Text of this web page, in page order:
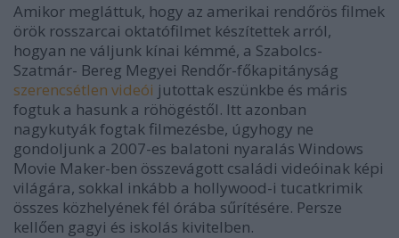
Amikor megláttuk, hogy az amerikai rendőrös filmek
örök rosszarcai oktatófilmet készítettek arról,
hogyan ne váljunk kínai kémmé, a Szabolcs-
Szatmár- Bereg Megyei Rendőr-főkapitányság
szerencsétlen videói jutottak eszünkbe és máris
fogtuk a hasunk a röhögéstől. Itt azonban
nagykutyák fogtak filmezésbe, úgyhogy ne
gondoljunk a 2007-es balatoni nyaralás Windows
Movie Maker-ben összevágott családi videóinak képi
világára, sokkal inkább a hollywood-i tucatkrimik
összes közhelyének fél órába sűrítésére. Persze
kellően gagyi és iskolás kivitelben.